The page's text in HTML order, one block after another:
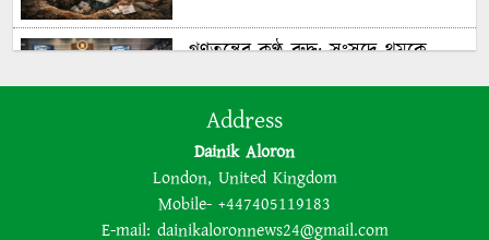
গণতন্ত্রের কণ্ঠ রুদ্ধ: সংসদে থমকে
The BNP is disregarding
democracy out of a lust for
power
Address
Dainik Aloron
London, United Kingdom
Mobile- +447405119183
E-mail: dainikaloronnews24@gmail.com